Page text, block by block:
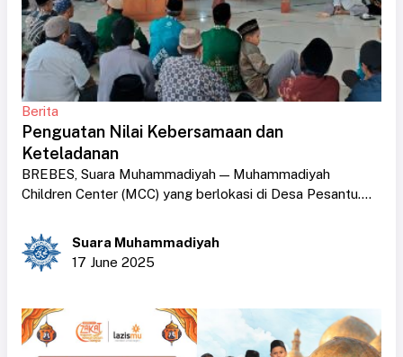
Berita
Penguatan Nilai Kebersamaan dan
Keteladanan
BREBES, Suara Muhammadiyah — Muhammadiyah
Children Center (MCC) yang berlokasi di Desa Pesantu....
Suara Muhammadiyah
17 June 2025